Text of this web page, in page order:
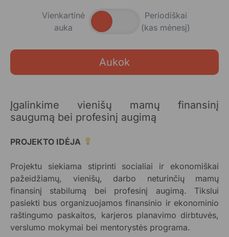
Vienkartinė
auka
Periodiškai
(kas mėnesį)
Aukok
Įgalinkime vienišų mamų finansinį
saugumą bei profesinį augimą
PROJEKTO IDĖJA
Projektu siekiama stiprinti socialiai ir ekonomiškai
pažeidžiamų, vienišų, darbo neturinčių mamų
finansinį stabilumą bei profesinį augimą. Tikslui
pasiekti bus organizuojamos finansinio ir ekonominio
raštingumo paskaitos, karjeros planavimo dirbtuvės,
verslumo mokymai bei mentorystės programa.